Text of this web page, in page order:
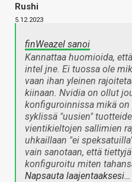
Rushi
5.12.2023
finWeazel sanoi
Kannattaa huomioida,
intel jne. Ei tuossa ole
vaan ihan yleinen
kiinaan. Nvidia on ollut
konfiguroinnissa mikä
syklissä "uusien"
vientikieltojen sallimien
uhkaillaan "ei
vain sanotaan, että
konfiguroitu miten
Napsauta laajentaaksesi…